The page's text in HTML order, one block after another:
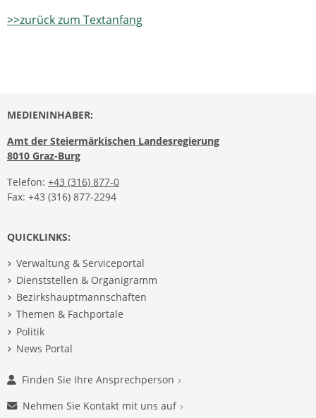
>>zurück zum Textanfang
MEDIENINHABER:
Amt der Steiermärkischen Landesregierung
8010 Graz-Burg
Telefon: +43 (316) 877-0
Fax: +43 (316) 877-2294
QUICKLINKS:
Verwaltung & Serviceportal
Dienststellen & Organigramm
Bezirkshauptmannschaften
Themen & Fachportale
Politik
News Portal
Finden Sie Ihre Ansprechperson
Nehmen Sie Kontakt mit uns auf